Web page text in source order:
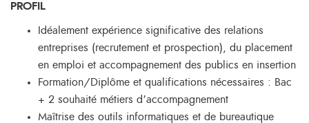
PROFIL
Idéalement expérience significative des relations
entreprises (recrutement et prospection), du placement
en emploi et accompagnement des publics en insertion
Formation/Diplôme et qualifications nécessaires : Bac
+ 2 souhaité métiers d’accompagnement
Maîtrise des outils informatiques et de bureautique